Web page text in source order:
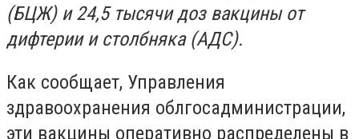
(БЦЖ) и 24,5 тысячи доз вакцины от
дифтерии и столбняка (АДС).
Как сообщает, Управления
здравоохранения облгосадминистрации,
эти вакцины оперативно распределены в